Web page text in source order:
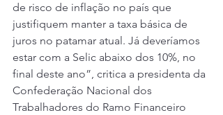
de risco de inflação no país que
justifiquem manter a taxa básica de
juros no patamar atual. Já deveríamos
estar com a Selic abaixo dos 10%, no
final deste ano”, critica a presidenta da
Confederação Nacional dos
Trabalhadores do Ramo Financeiro